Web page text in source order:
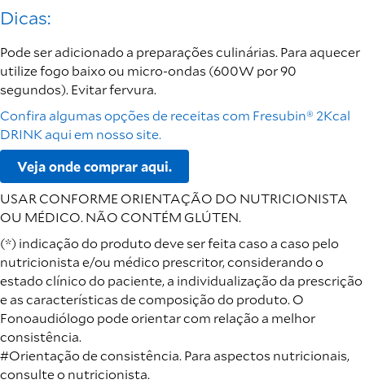
Dicas:
Pode ser adicionado a preparações culinárias. Para aquecer
utilize fogo baixo ou micro-ondas (600W por 90
segundos). Evitar fervura.
Confira algumas opções de receitas com Fresubin® 2Kcal
DRINK aqui em nosso site.
Veja onde comprar aqui.
USAR CONFORME ORIENTAÇÃO DO NUTRICIONISTA
OU MÉDICO. NÃO CONTÉM GLÚTEN.
(*) indicação do produto deve ser feita caso a caso pelo
nutricionista e/ou médico prescritor, considerando o
estado clínico do paciente, a individualização da prescrição
e as características de composição do produto. O
Fonoaudiólogo pode orientar com relação a melhor
consistência.
#Orientação de consistência. Para aspectos nutricionais,
consulte o nutricionista.